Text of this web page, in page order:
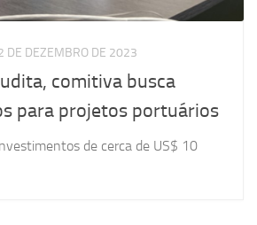
DE DEZEMBRO DE 2023
comitiva busca
para projetos portuários
de cerca de US$ 10